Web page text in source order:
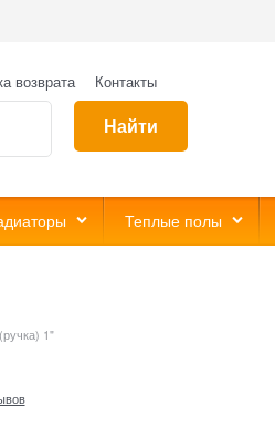
возврата Контакты
Найти
Теплые полы
1"